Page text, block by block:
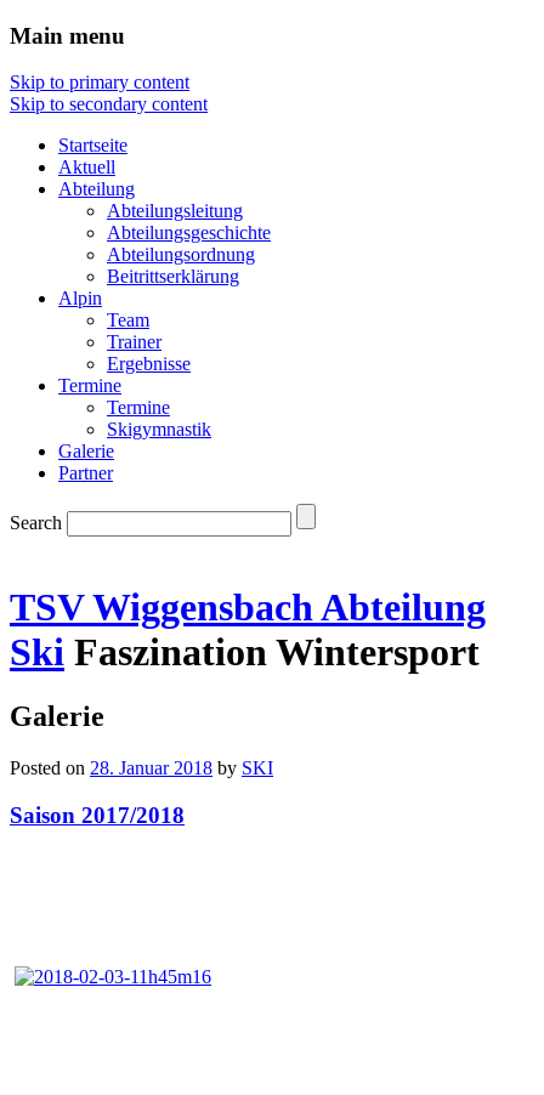
Main menu
Skip to primary content
Skip to secondary content
Startseite
Aktuell
Abteilung
Abteilungsleitung
Abteilungsgeschichte
Abteilungsordnung
Beitrittserklärung
Alpin
Team
Trainer
Ergebnisse
Termine
Termine
Skigymnastik
Galerie
Partner
Search
TSV Wiggensbach Abteilung
Ski Faszination Wintersport
Galerie
Posted on 28. Januar 2018 by SKI
Saison 2017/2018